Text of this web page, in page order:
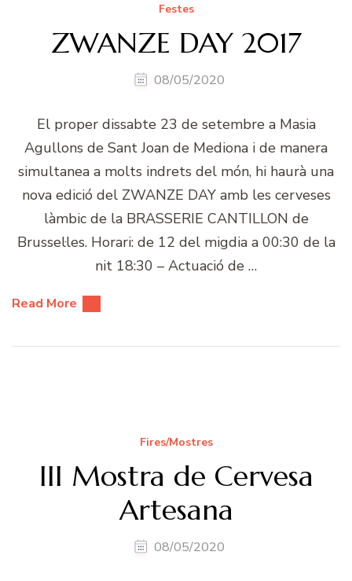
Festes
ZWANZE DAY 2017
08/05/2020
El proper dissabte 23 de setembre a Masia
Agullons de Sant Joan de Mediona i de manera
simultanea a molts indrets del món, hi haurà una
nova edició del ZWANZE DAY amb les cerveses
làmbic de la BRASSERIE CANTILLON de
Brussel·les. Horari: de 12 del migdia a 00:30 de la
nit 18:30 – Actuació de …
Read More
Fires/Mostres
III Mostra de Cervesa
Artesana
08/05/2020